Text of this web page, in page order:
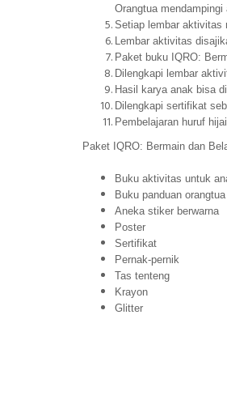
Orangtua
Setiap lembar aktivitas
Lembar aktivitas
Paket buku IQRO:
Dilengkapi lembar
Hasil karya anak bisa
Dilengkapi sertifikat
Pembelajaran huruf
Paket IQRO: Bermain dan
Buku aktivitas untuk
Buku panduan orangtua
Aneka stiker berwarna
Poster
Sertifikat
Pernak-pernik
Tas tenteng
Krayon
Glitter